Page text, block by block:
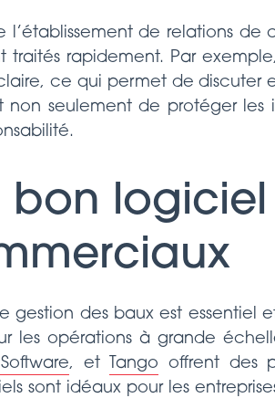
l’établissement de relations
traités rapidement. Par
ce qui permet de discuter
seulement de protéger les
bon
gestion des baux est essentiel
les opérations à grande
, et Tango offrent des
sont idéaux pour les